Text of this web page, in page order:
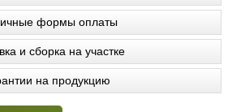
формы оплаты
и сборка на участке
на продукцию